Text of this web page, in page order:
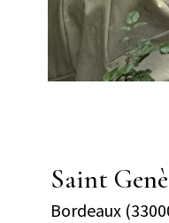
Saint
Bordeaux